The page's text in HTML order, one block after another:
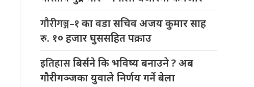
गौरीगञ्ज–१का वडा सचिव अजय कुमार साह
रु. १० हजार घुससहित पक्राउ
इतिहासबिर्सने कि भविष्य बनाउने ? अब
गौरीगञ्जका युवाले निर्णय गर्ने बेला